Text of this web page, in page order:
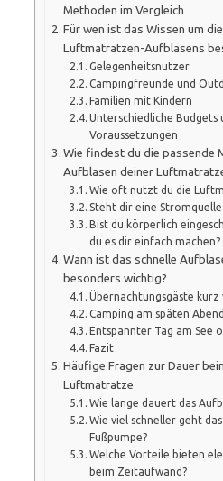
Methoden im Vergleich
Für wen ist das Wissen um
Luftmatratzen-Aufblasens
Gelegenheitsnutzer
Campingfreunde und
Familien mit Kindern
Unterschiedliche Budgets
Voraussetzungen
Wie findest du die passende
Aufblasen deiner
Wie oft nutzt du die
Steht dir eine
Bist du körperlich
du es dir einfach machen?
Wann ist das schnelle
besonders wichtig?
Übernachtungsgäste
Camping am späten Abend
Entspannter Tag am See
Fazit
Häufige Fragen zur Dauer
Luftmatratze
Wie lange dauert das
Wie viel schneller geht
Fußpumpe?
Welche Vorteile bieten
beim Zeitaufwand?